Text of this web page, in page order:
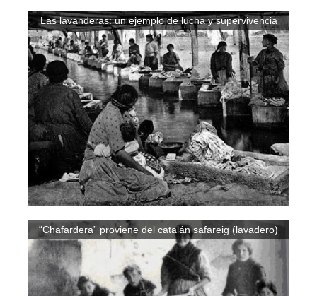
Las lavanderas: un ejemplo de lucha y supervivencia
“Chafardera” proviene del catalán safareig (lavadero)